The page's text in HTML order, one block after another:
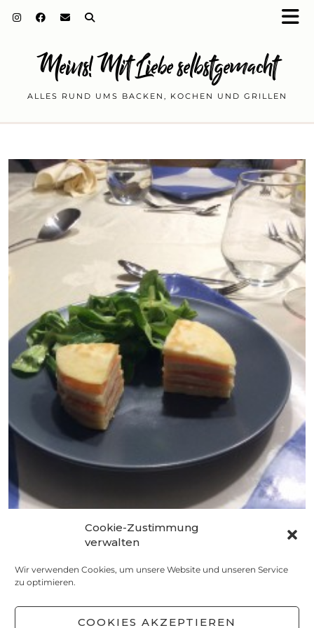
Cookie-Zustimmung
verwalten
Wir verwenden Cookies, um unsere Website und unseren Service
zu optimieren.
COOKIES AKZEPTIEREN
Meins! Mit Liebe selbstgemacht
ALLES RUND UMS BACKEN, KOCHEN UND GRILLEN
KOCHEN
Lachstörtchen
28. DEZEMBER 2015